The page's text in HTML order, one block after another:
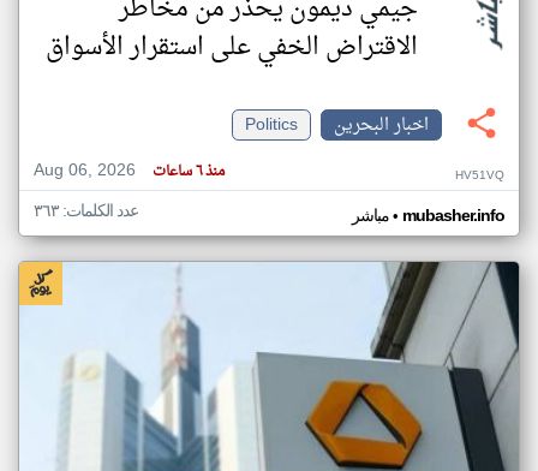
جيمي ديمون يحذر من مخاطر
الاقتراض الخفي على استقرار الأسواق
اخبار البحرين
Politics
Aug 06, 2026
منذ ٦ ساعات HV51VQ
مباشر• mubasher.info عدد الكلمات: ٣٦٣